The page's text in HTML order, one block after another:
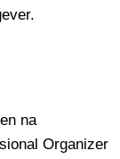
na
Organizer